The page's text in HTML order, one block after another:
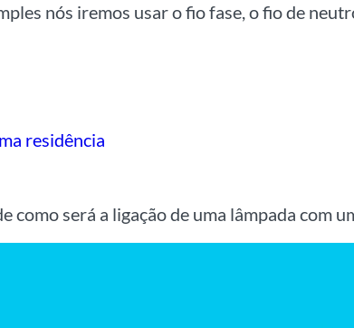
nós iremos usar o fio fase, o fio de
residência
como será a ligação de uma lâmpada com